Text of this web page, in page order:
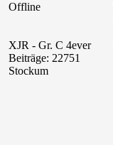
Offline
XJR - Gr. C 4ever
Beiträge: 22751
Stockum